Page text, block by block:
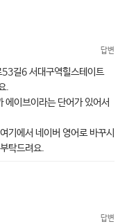
답변
길6 서대구역힐스테이트
.
에이브이라는 단어가 있어서
서 네이버 영어로 바꾸시
탁드려요.
답변